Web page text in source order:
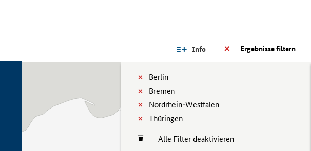
Ergebnisse filtern
Info
Berlin
Bremen
Nordrhein-Westfalen
Thüringen
Alle Filter deaktivieren